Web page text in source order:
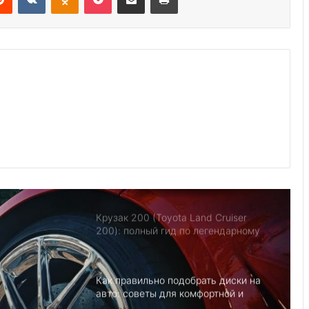
Утилизация авто в США: 7
200): полный гид по легендарному
Как правильно подобрать диски на
авто: советы для комфортной и
безопасной езды
Признаки неисправности
выпускного коллектора: что нужно
знать водителю?